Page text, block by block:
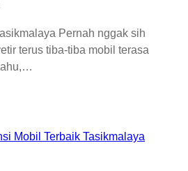
Pernah nggak sih
terus tiba-tiba mobil terasa